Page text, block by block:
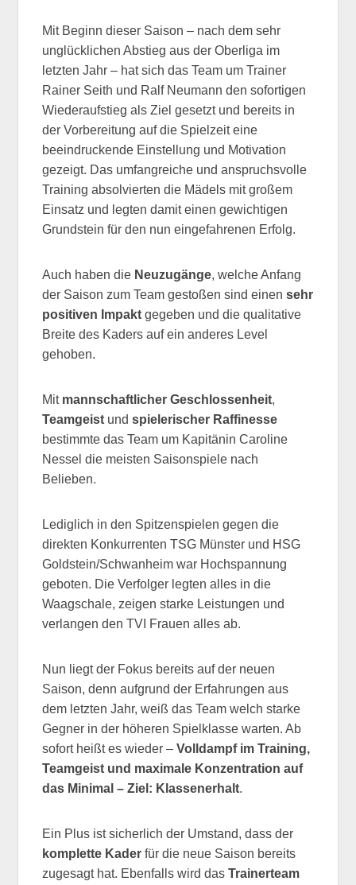
Mit Beginn dieser Saison – nach dem sehr
unglücklichen Abstieg aus der Oberliga im
letzten Jahr – hat sich das Team um Trainer
Rainer Seith und Ralf Neumann den sofortigen
Wiederaufstieg als Ziel gesetzt und bereits in
der Vorbereitung auf die Spielzeit eine
beeindruckende Einstellung und Motivation
gezeigt. Das umfangreiche und anspruchsvolle
Training absolvierten die Mädels mit großem
Einsatz und legten damit einen gewichtigen
Grundstein für den nun eingefahrenen Erfolg.
Auch haben die Neuzugänge, welche Anfang
der Saison zum Team gestoßen sind einensehr
positiven Impaktgegeben und die qualitative
Breite des Kaders auf ein anderes Level
gehoben.
Mit mannschaftlicher Geschlossenheit,
Teamgeist undspielerischer Raffinesse
bestimmte das Team um Kapitänin Caroline
Nessel die meisten Saisonspiele nach
Belieben.
Lediglich in den Spitzenspielen gegen die
direkten Konkurrenten TSG Münster und HSG
Goldstein/Schwanheim war Hochspannung
geboten. Die Verfolger legten alles in die
Waagschale, zeigen starke Leistungen und
verlangen den TVI Frauen alles ab.
Nun liegt der Fokus bereits auf der neuen
Saison, denn aufgrund der Erfahrungen aus
dem letzten Jahr, weiß das Team welch starke
Gegner in der höheren Spielklasse warten. Ab
sofort heißt es wieder –Volldampf im Training,
Teamgeist und maximale Konzentration auf
das Minimal – Ziel: Klassenerhalt.
Ein Plus ist sicherlich der Umstand, dass der
komplette Kader für die neue Saison bereits
zugesagt hat. Ebenfalls wird dasTrainerteam